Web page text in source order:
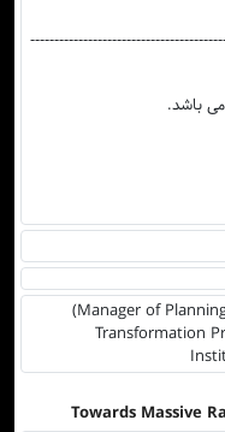
باشد.
(Manager of
Transformation
Towards Massive